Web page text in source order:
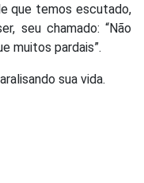
que temos escutado,
seu chamado: “Não
muitos pardais”.
sua vida.